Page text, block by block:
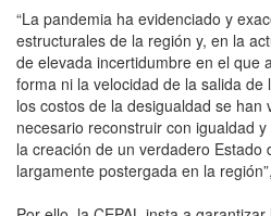
“La pandemia ha evidenciado y
estructurales de la región y, en la
de elevada incertidumbre en el que
forma ni la velocidad de la salida
los costos de la desigualdad se han
necesario reconstruir con igualdad
la creación de un verdadero Estado
largamente postergada en la